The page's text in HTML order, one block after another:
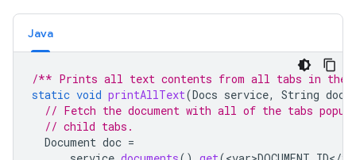
Java
/** Prints all text contents from all tabs in the
static void printAllText(Docs service, String
// Fetch the document with all of the tabs
// child tabs.
Document doc =